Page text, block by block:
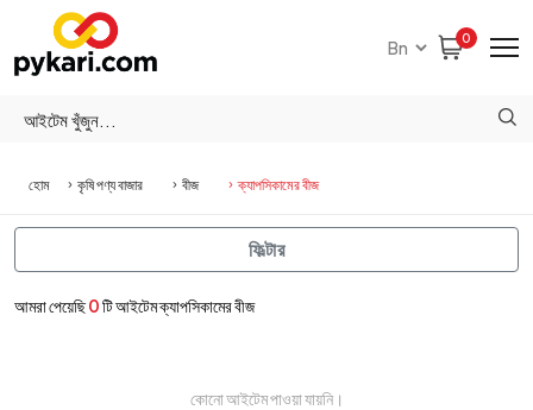
0
হোম কৃষি পণ্য বাজার বীজ ক্যাপসিকামের বীজ
আমরা পেয়েছি0টি আইটেম ক্যাপসিকামের বীজ
কোনো আইটেম পাওয়া যায়নি।
ফিল্টার